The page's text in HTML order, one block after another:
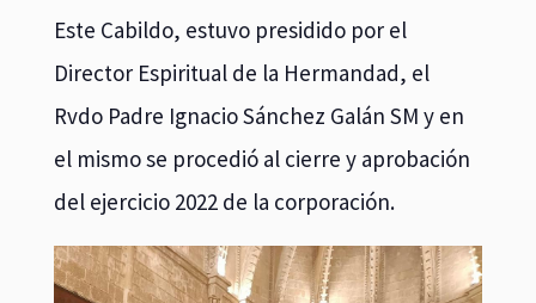
Este Cabildo, estuvo presidido por el
Director Espiritual de la Hermandad, el
Rvdo Padre Ignacio Sánchez Galán SM y en
el mismo se procedió al cierre y aprobación
del ejercicio 2022 de la corporación.